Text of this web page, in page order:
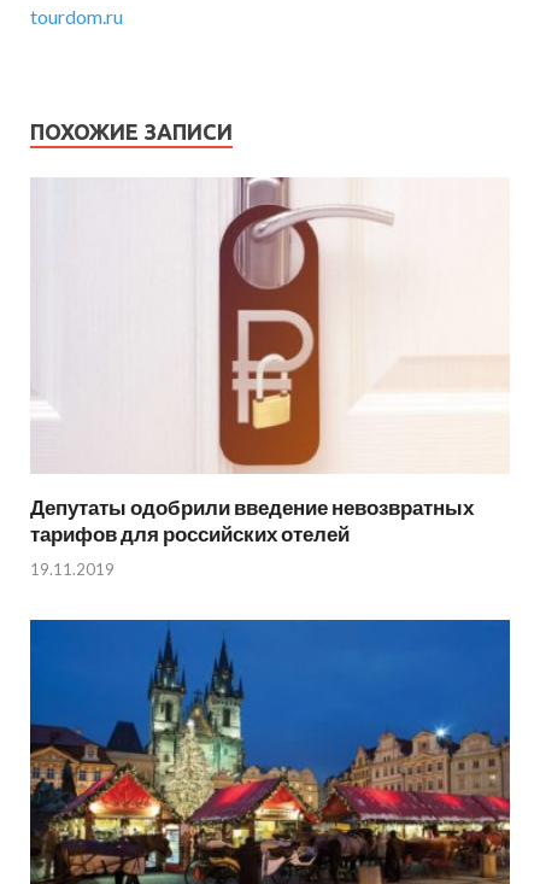
tourdom.ru
ПОХОЖИЕ ЗАПИСИ
Депутаты одобрили введение невозвратных
тарифов для российских отелей
19.11.2019